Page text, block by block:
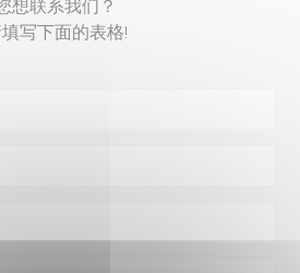
想联系我们？
写下面的表格!